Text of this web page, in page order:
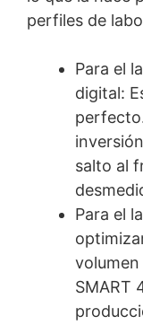
perfiles de
Para el
digital:
salto al
Para el
SMART